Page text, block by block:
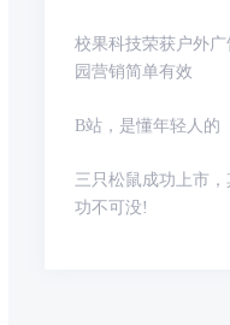
校果科技荣获户外广
园营销简单有效
B站，是懂年轻人的
三只松鼠成功上市
功不可没!